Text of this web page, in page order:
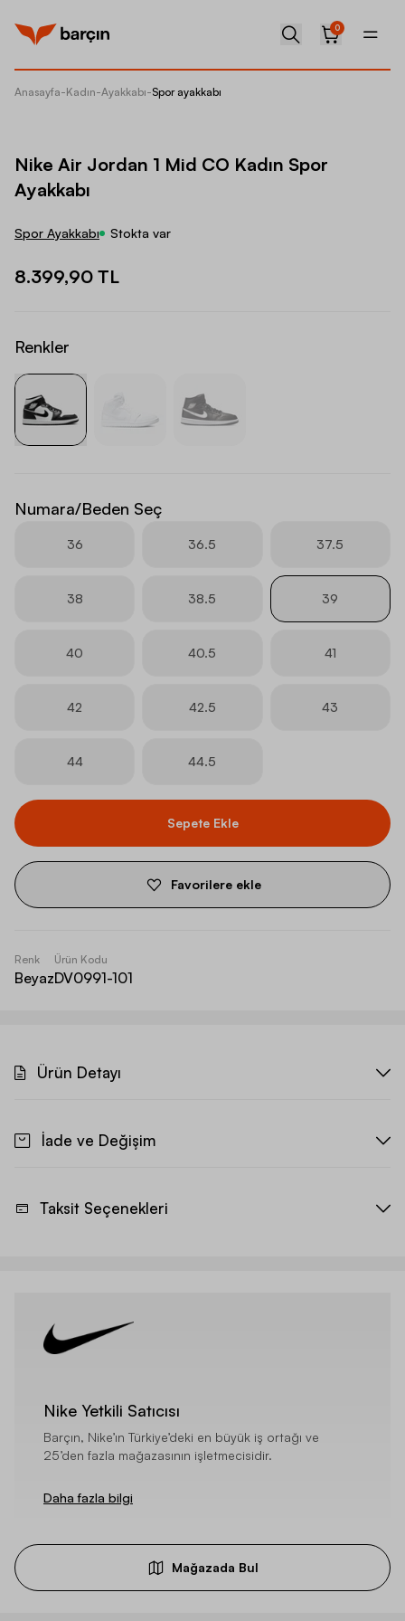
0
Anasayfa-Kadın-Ayakkabı-Spor ayakkabı
Nike Air Jordan 1 Mid CO Kadın Spor
Ayakkabı
Spor Ayakkabı Stokta var
8.399,90 TL
Renkler
Numara/Beden Seç
36 36.5 37.5
38 38.5 39
40 40.5 41
42 42.5 43
44 44.5
Sepete Ekle
Favorilere ekle
Renk
Beyaz
Ürün Kodu
DV0991-101
Ürün Detayı
İade ve Değişim
Taksit Seçenekleri
Nike Yetkili Satıcısı
Barçın, Nike’ın Türkiye’deki en büyük iş ortağı ve
25’den fazla mağazasının işletmecisidir.
Daha fazla bilgi
Mağazada Bul